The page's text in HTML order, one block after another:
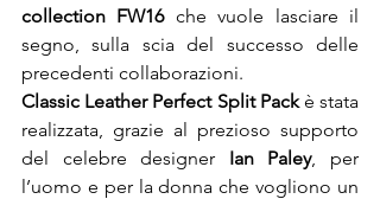
collection FW16 che vuole lasciare il
segno, sulla scia del successo delle
Classic Leather Perfect Split Pack è stata
realizzata, grazie al prezioso supporto
del celebre designer Ian Paley, per
l’uomo e per la donna che vogliono un